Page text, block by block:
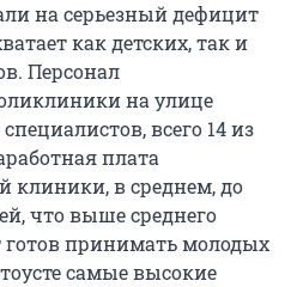
на серьезный дефицит
как детских, так и
Персонал
на улице
всего 14 из
плата
клиники, в среднем, до
что выше среднего
готов принимать молодых
самые высокие